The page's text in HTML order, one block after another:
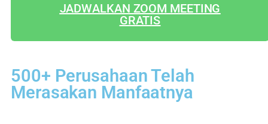
JADWALKAN ZOOM MEETING
GRATIS
500+ Perusahaan Telah
Merasakan Manfaatnya